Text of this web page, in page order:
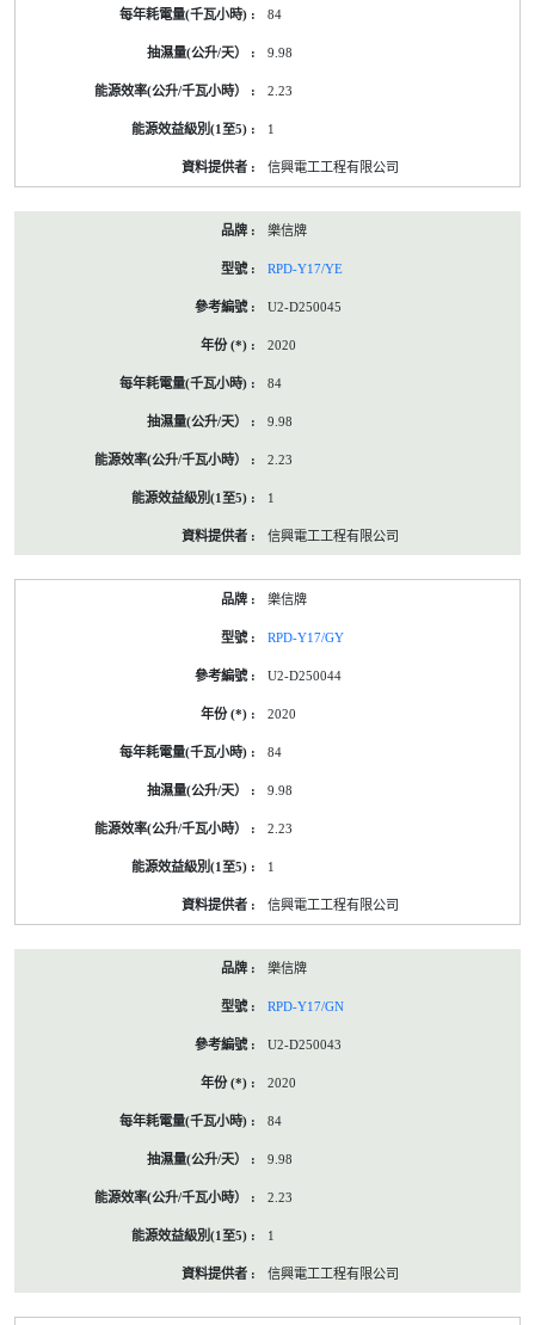
84
9.98
2.23
1
信興電工工程有限公司
樂信牌
RPD-Y17/YE
U2-D250045
2020
84
9.98
2.23
1
信興電工工程有限公司
樂信牌
RPD-Y17/GY
U2-D250044
2020
84
9.98
2.23
1
信興電工工程有限公司
樂信牌
RPD-Y17/GN
U2-D250043
2020
84
9.98
2.23
1
信興電工工程有限公司